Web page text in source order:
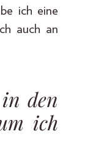
ich eine
auch an
den
ich